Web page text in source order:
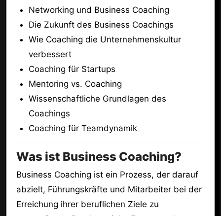
Networking und Business Coaching
Die Zukunft des Business Coachings
Wie Coaching die Unternehmenskultur
verbessert
Coaching für Startups
Mentoring vs. Coaching
Wissenschaftliche Grundlagen des
Coachings
Coaching für Teamdynamik
Was ist Business Coaching?
Business Coaching ist ein Prozess, der darauf
abzielt, Führungskräfte und Mitarbeiter bei der
Erreichung ihrer beruflichen Ziele zu